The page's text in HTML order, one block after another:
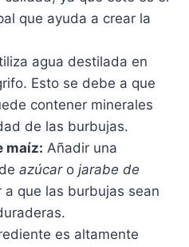
que ayuda a crear la
agua destilada en
Esto se debe a que
contener minerales
de las burbujas.
maíz: Añadir una
azúcaro jarabe de
a que las burbujas sean
es altamente